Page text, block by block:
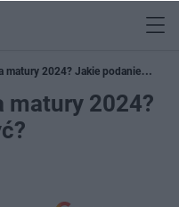
matury 2024? Jakie podanie
matury 2024?